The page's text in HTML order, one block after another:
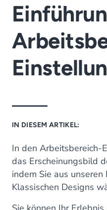
IN DIESEM ARTIKEL:
In den Arbeitsbereich-
das Erscheinungsbild
indem Sie aus
Klassischen Designs